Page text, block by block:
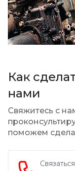
Как
нами
Свяжитесь с
поможем